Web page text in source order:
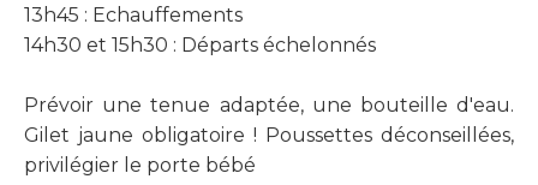
13h45 : Echauffements
14h30 et 15h30 : Départs échelonnés
Prévoir une tenue adaptée, une bouteille d'eau.
Gilet jaune obligatoire ! Poussettes déconseillées,
privilégier le porte bébé